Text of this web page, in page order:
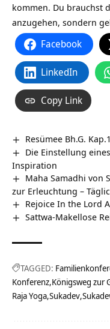
kommen. Du brauchst
anzugehen, sondern
Facebook
LinkedIn
Copy Link
Resümee Bh.G.
Die Einstellung
Inspiration
Maha Samadhi von
zur Erleuchtung –
Rejoice In the Lord
Sattwa-Makellose
TAGGED:
Konferenz Königsweg zur
Raja Yoga Sukadev